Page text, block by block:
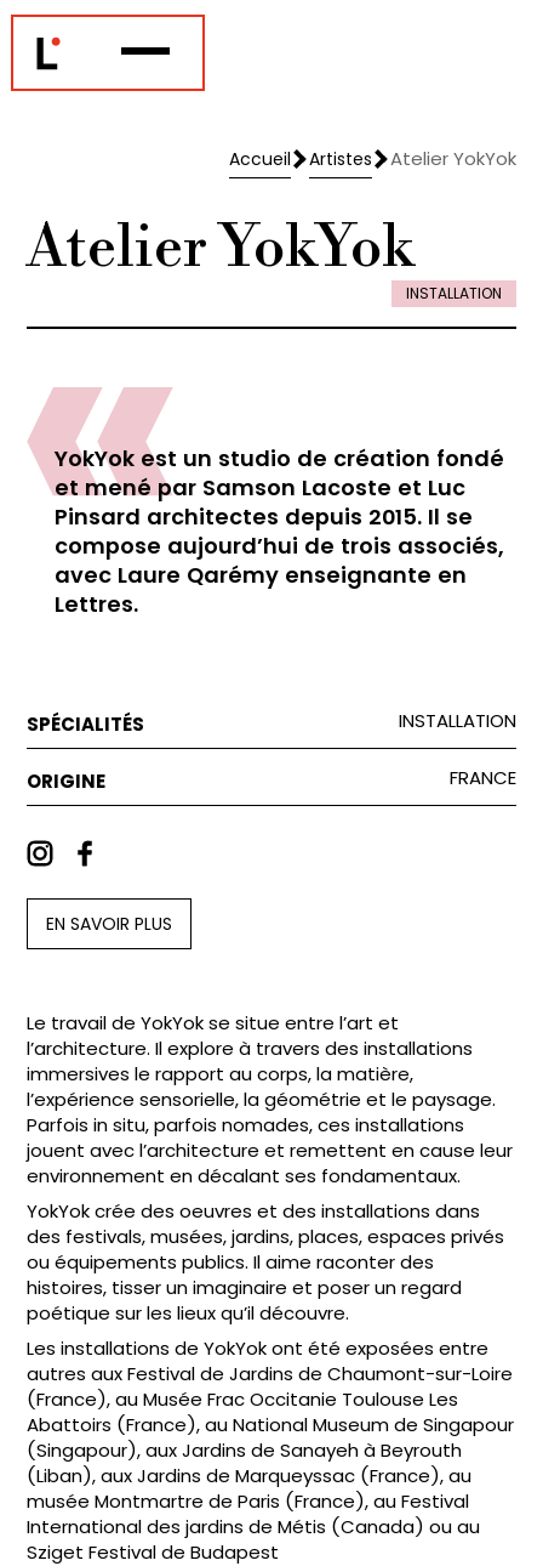
Accueil
Accueil
Artistes
Artistes
Atelier YokYok
Atelier YokYok
INSTALLATION
YokYok est un studio de création fondé
et mené par Samson Lacoste et Luc
Pinsard architectes depuis 2015. Il se
compose aujourd’hui de trois associés,
avec Laure Qarémy enseignante en
Lettres.
SPÉCIALITÉS INSTALLATION
ORIGINE FRANCE
EN SAVOIR PLUS
Le travail de YokYok se situe entre l’art et
l’architecture. Il explore à travers des installations
immersives le rapport au corps, la matière,
l’expérience sensorielle, la géométrie et le paysage.
Parfois in situ, parfois nomades, ces installations
jouent avec l’architecture et remettent en cause leur
environnement en décalant ses fondamentaux.
YokYok crée des oeuvres et des installations dans
des festivals, musées, jardins, places, espaces privés
ou équipements publics. Il aime raconter des
histoires, tisser un imaginaire et poser un regard
poétique sur les lieux qu’il découvre.
Les installations de YokYok ont été exposées entre
autres aux Festival de Jardins de Chaumont-sur-Loire
(France), au Musée Frac Occitanie Toulouse Les
Abattoirs (France), au National Museum de Singapour
(Singapour), aux Jardins de Sanayeh à Beyrouth
(Liban), aux Jardins de Marqueyssac (France), au
musée Montmartre de Paris (France), au Festival
International des jardins de Métis (Canada) ou au
Sziget Festival de Budapest